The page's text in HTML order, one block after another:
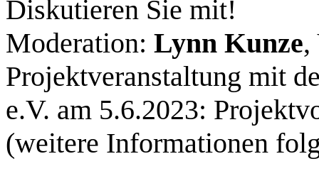
Diskutieren Sie mit!
Moderation: Lynn Kunze,
Projektveranstaltung mit
e.V. am 5.6.2023:
(weitere Informationen